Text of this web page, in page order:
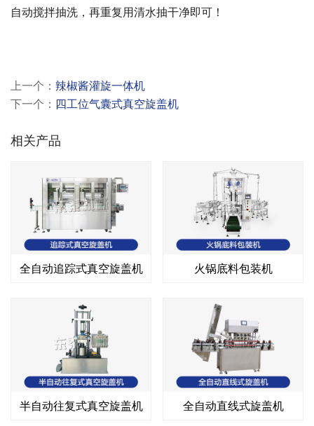
自动搅拌抽洗，再重复用清水抽干净即可！
上一个： 辣椒酱灌旋一体机
下一个： 四工位气囊式真空旋盖机
相关产品
全自动追踪式真空旋盖机 火锅底料包装机
半自动往复式真空旋盖机 全自动直线式旋盖机